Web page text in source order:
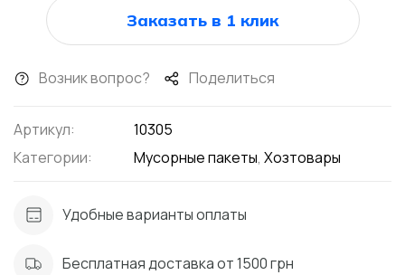
Заказать в 1 клик
Возник вопрос? Поделиться
Артикул:
10305
Категории:
Мусорные пакеты, Хозтовары
Удобные варианты оплаты
Бесплатная доставка от 1500 грн